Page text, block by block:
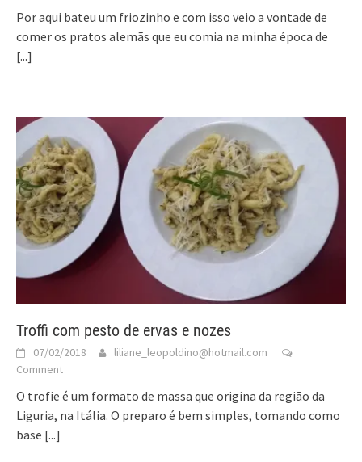
Por aqui bateu um friozinho e com isso veio a vontade de
comer os pratos alemãs que eu comia na minha época de
[...]
Troffi com pesto de ervas e nozes
07/02/2018
liliane_leopoldino@hotmail.com
Comment
O trofie é um formato de massa que origina da região da
Liguria, na Itália. O preparo é bem simples, tomando como
base [...]